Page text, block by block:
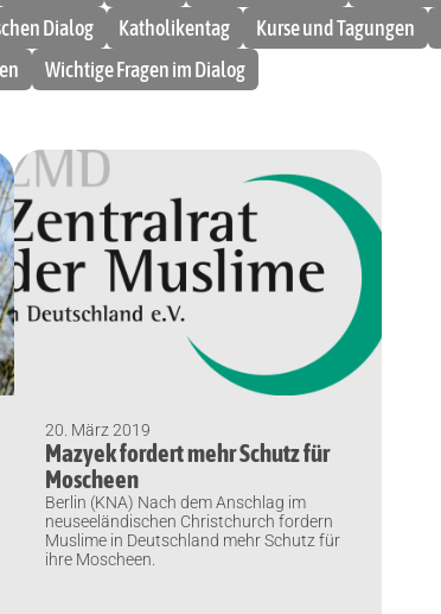
Dialog
Katholikentag Kurse und Tagungen
Wichtige Fragen im Dialog
20. März 2019
Mazyek fordert mehr Schutz für
Moscheen
Berlin (KNA) Nach dem Anschlag im
neuseeländischen Christchurch fordern
Muslime in Deutschland mehr Schutz für
ihre Moscheen.